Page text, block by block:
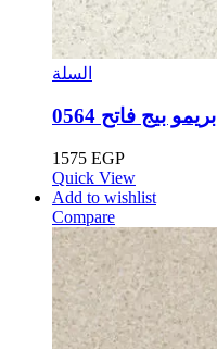
السلة
بريمو بيج فاتح 0564
1575 EGP
Quick View
Add to wishlist
Compare